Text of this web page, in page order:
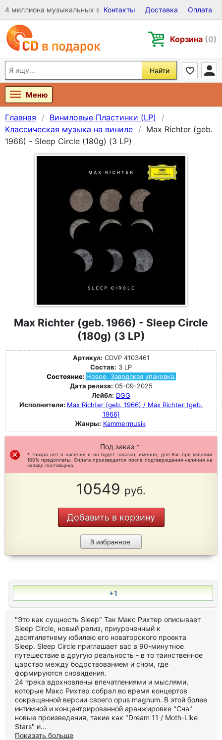
4 миллиона музыкальных записей на Виниле, CD и DVD
Контакты Доставка Оплата
Корзина (0)
Найти
Меню
Главная
Виниловые Пластинки (LP)
Классическая музыка на виниле
Max Richter (geb.
1966) - Sleep Circle (180g) (3 LP)
Max Richter (geb. 1966) - Sleep Circle
(180g) (3 LP)
Артикул: CDVP 4103461
Состав: 3 LP
Состояние: Новое. Заводская упаковка.
Дата релиза: 05-09-2025
Лейбл: DGG
Исполнители: Max Richter (geb. 1966) / Max Richter (geb.
1966)
Жанры: Kammermusik
Под заказ *
* товара нет в наличии и он будет заказан, именно, для Вас при условии
100% предоплаты. Оплата производится после подтверждения наличия на
складе поставщика.
10549 руб.
Добавить в корзину
В избранное
+1
"Это как сущность Sleep" Так Макс Рихтер описывает
Sleep Circle, новый релиз, приуроченный к
десятилетнему юбилею его новаторского проекта
Sleep. Sleep Circle приглашает вас в 90-минутное
путешествие в другую реальность - в то таинственное
царство между бодрствованием и сном, где
формируются сновидения.
24 трека вдохновлены впечатлениями и мыслями,
которые Макс Рихтер собрал во время концертов
сокращенной версии своего opus magnum. В этой более
интимной и концентрированной аранжировке "Сна"
новые произведения, такие как "Dream 11 / Moth-Like
Stars" и...
Показать больше